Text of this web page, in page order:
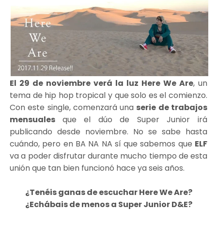
El 29 de noviembre verá la luz Here We Are, un
tema de hip hop tropical y que solo es el comienzo.
Con este single, comenzará una serie de trabajos
mensuales que el dúo de Super Junior irá
publicando desde noviembre. No se sabe hasta
cuándo, pero en BA NA NA sí que sabemos que ELF
va a poder disfrutar durante mucho tiempo de esta
unión que tan bien funcionó hace ya seis años.
¿Tenéis ganas de escuchar Here We Are?
¿Echábais de menos a Super Junior D&E?